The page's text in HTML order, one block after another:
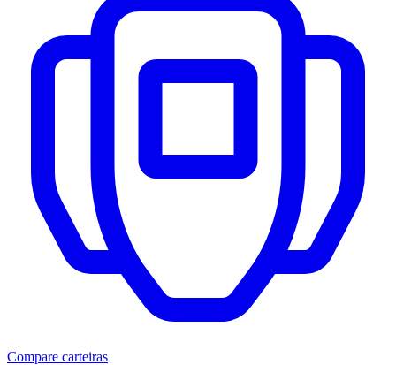
Compare carteiras